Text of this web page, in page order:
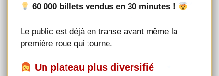
60 000 billets vendus en 30 minutes !
Le public est déjà en transe avant même la
première roue qui tourne.
Un plateau plus diversifié